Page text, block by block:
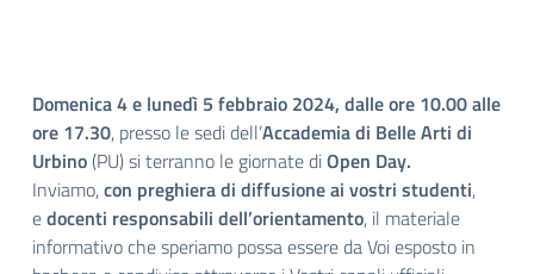
Domenica 4 e lunedì 5 febbraio 2024, dalle ore 10.00 alle
ore 17.30, presso le sedi dell’Accademia di Belle Arti di
Urbino (PU) si terranno le giornate diOpen Day.
Inviamo,con preghiera di diffusione ai vostri studenti,
edocenti responsabili dell’orientamento, il materiale
informativo che speriamo possa essere da Voi esposto in